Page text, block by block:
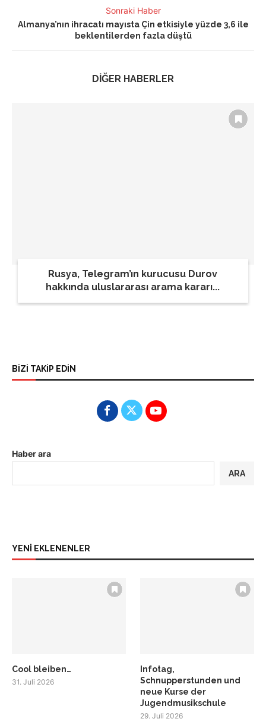
Sonraki Haber
Almanya’nın ihracatı mayısta Çin etkisiyle yüzde 3,6 ile
beklentilerden fazla düştü
DİĞER HABERLER
Rusya, Telegram’ın kurucusu Durov
hakkında uluslararası arama kararı...
BİZİ TAKİP EDİN
Haber ara
ARA
YENİ EKLENENLER
Cool bleiben…
31. Juli 2026
Infotag,
Schnupperstunden und
neue Kurse der
Jugendmusikschule
29. Juli 2026